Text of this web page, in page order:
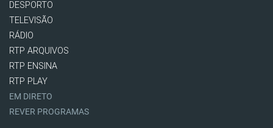
DESPORTO
TELEVISÃO
RÁDIO
RTP ARQUIVOS
RTP ENSINA
RTP PLAY
EM DIRETO
REVER PROGRAMAS